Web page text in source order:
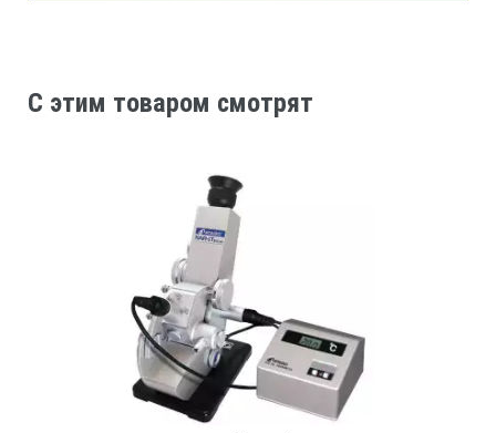
C этим товаром смотрят